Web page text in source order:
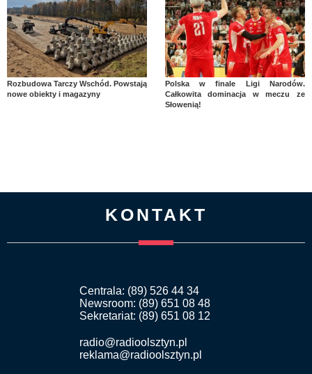
Rozbudowa Tarczy Wschód. Powstają
nowe obiekty i magazyny
Polska w finale Ligi Narodów.
Całkowita dominacja w meczu ze
Słowenią!
KONTAKT
Centrala: (89) 526 44 34
Newsroom: (89) 651 08 48
Sekretariat: (89) 651 08 12
radio@radioolsztyn.pl
reklama@radioolsztyn.pl